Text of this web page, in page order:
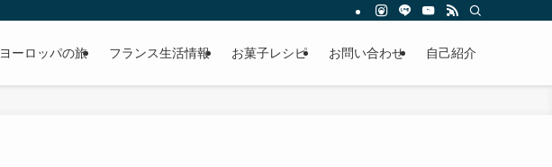
ヨーロッパの旅 フランス生活情報 お菓子レシピ お問い合わせ 自己紹介